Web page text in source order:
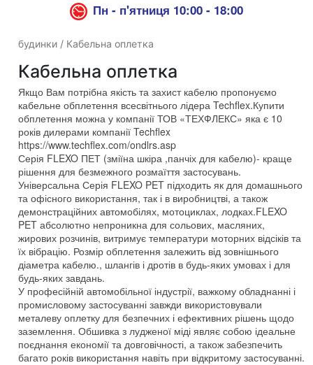
Пн - п'ятниця 10:00 - 18:00
будинки / Кабельна оплетка
Кабельна оплетка
Якщо Вам потрібна якість та захист кабелю пропонуємо
кабельне обплетення всесвітнього лідера Techflex.Купити
обплетення можна у компанії ТОВ «ТЕХФЛЕКС» яка є 10
років дилерами компанії Techflex
https://www.techflex.com/ondlrs.asp
Серія FLEXO ПЕТ (зміїна шкіра ,панчіх для кабелю)- краще
рішення для безмежного розмаїття застосувань.
Універсальна Серія FLEXO PET підходить як для домашнього
та офісного використання, так і в виробництві, а також
демонстраційних автомобілях, мотоциклах, лодках.FLEXO
PET абсолютно непроникна для сольових, масляних,
жирових розчинів, витримує температури моторних відсіків та
їх вібрацію. Розмір обплетення залежить від зовнішнього
діаметра кабелю., шлангів і дротів в будь-яких умовах і для
будь-яких завдань.
У професійній автомобільної індустрії, важкому обладнанні і
промисловому застосуванні завжди використовували
металеву оплетку для безпечних і ефективних рішень щодо
заземлення. Обшивка з лудженої міді являє собою ідеальне
поєднання економії та довговічності, а також забезпечить
багато років використання навіть при відкритому застосуванні.